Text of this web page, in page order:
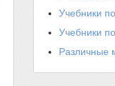
Учебники
Учебники
Различные